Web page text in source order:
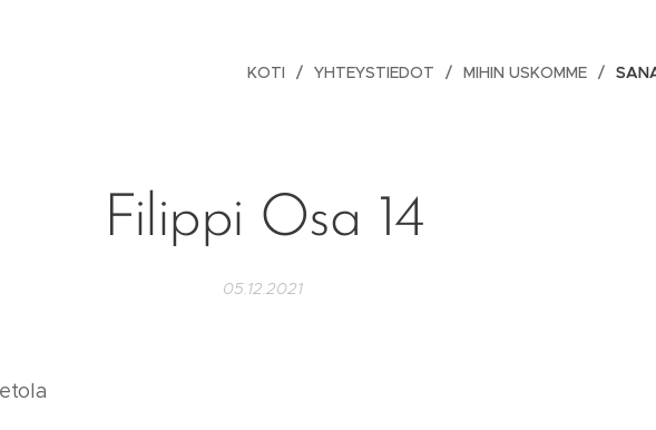
KOTI YHTEYSTIEDOT MIHIN USKOMME
Filippi Osa 14
05.12.2021